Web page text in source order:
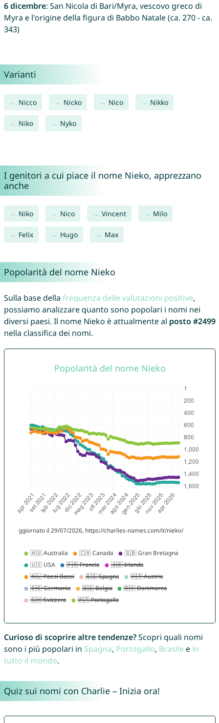
6 dicembre: San Nicola di Bari/Myra, vescovo greco di
Myra e l'origine della figura di Babbo Natale (ca. 270 - ca.
343)
Varianti
Nicco Nicko Nico Nikko
Niko Nyko
I genitori a cui piace il nome Nieko, apprezzano
anche
Niko Nico Vincent Milo
Felix Hugo Max
Popolarità del nome Nieko
Sulla base della frequenza delle valutazioni positive,
possiamo analizzare quanto sono popolari i nomi nei
diversi paesi. Il nome Nieko è attualmente al posto #2499
nella classifica dei nomi.
Curioso di scoprire altre tendenze?Scopri quali nomi
sono i più popolari in Spagna, Portogallo, Brasile e in
tutto il mondo.
Quiz sui nomi con Charlie – Inizia ora!